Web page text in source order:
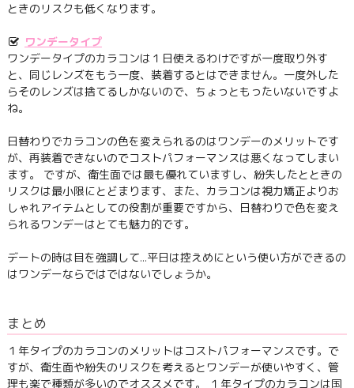
ときのリスクも低くなります。
ワンデータイプ
ワンデータイプのカラコンは１日使えるわけですが一度取り外す
と、同じレンズをもう一度、装着するとはできません。一度外した
らそのレンズは捨てるしかないので、ちょっともったいないですよ
ね。
日替わりでカラコンの色を変えられるのはワンデーのメリットです
が、再装着できないのでコストパフォーマンスは悪くなってしまい
ます。 ですが、衛生面では最も優れていますし、紛失したとときの
リスクは最小限にとどまります、また、カラコンは視力矯正よりお
しゃれアイテムとしての役割が重要ですから、日替わりで色を変え
られるワンデーはとても魅力的です。
デートの時は目を強調して…平日は控えめにという使い方ができるの
はワンデーならではではないでしょうか。
まとめ
１年タイプのカラコンのメリットはコストパフォーマンスです。で
すが、衛生面や紛失のリスクを考えるとワンデーが使いやすく、管
理も楽で種類が多いのでオススメです。 １年タイプのカラコンは国